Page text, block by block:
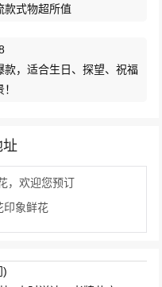
款式物超所值
款，适合生日、探望、祝福
，欢迎您预订
印象鲜花
)